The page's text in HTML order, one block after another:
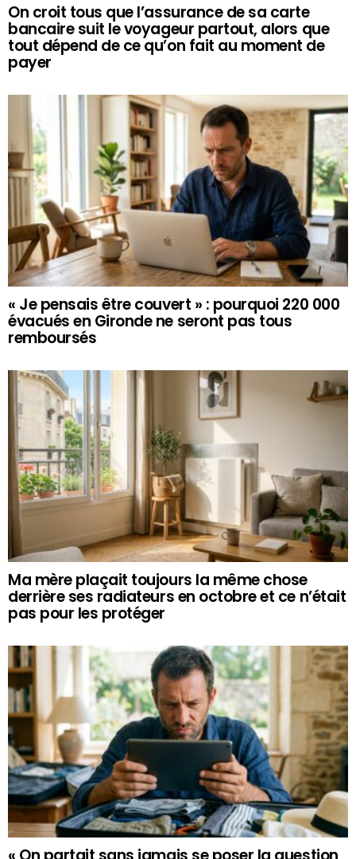
On croit tous que l’assurance de sa carte
bancaire suit le voyageur partout, alors que
tout dépend de ce qu’on fait au moment de
payer
« Je pensais être couvert » : pourquoi 220 000
évacués en Gironde ne seront pas tous
remboursés
Ma mère plaçait toujours la même chose
derrière ses radiateurs en octobre et ce n’était
pas pour les protéger